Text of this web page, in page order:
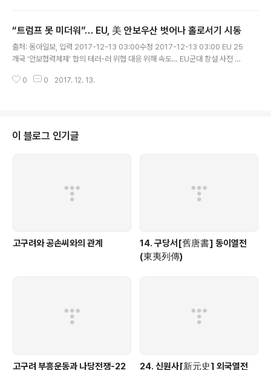
“트럼프 못 미더워”… EU, 美 안보우산 벗어나 홀로서기 시동
출처: 동아일보, 입력 2017-12-13 03:00수정 2017-12-13 03:00 EU 25
개국 ‘안보협력체제’ 합의 테러-러 위협 대응 위해 속도… EU군대 창설 사전 단
佛 주도권 줄다리기 등 변수 《 유럽연합(EU) 25개국이 그동안 봉인돼 ..
0 0 2017. 12. 13.
이 블로그 인기글
고구려와 공손씨와의 관계
14. 구당서[舊唐書] 동이열전
(東夷列傳)
고구려 부흥운동과 나당전쟁-22
24. 신원사[新元史] 외국열전